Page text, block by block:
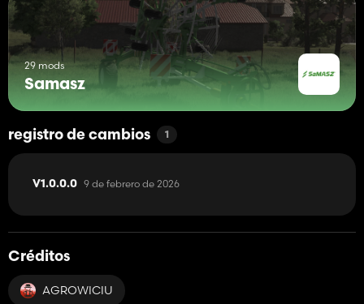
29 mods
Samasz
registro de cambios 1
V1.0.0.0 9 de febrero de 2026
Créditos
AGROWICIU